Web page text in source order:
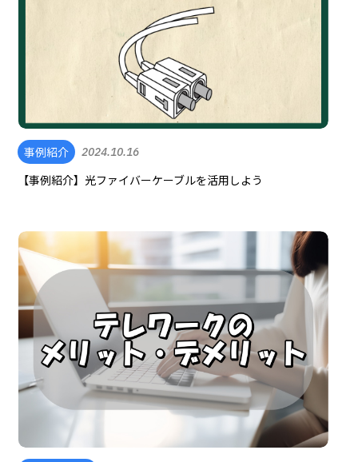
事例紹介 2024.10.16
【事例紹介】光ファイバーケーブルを活用しよう